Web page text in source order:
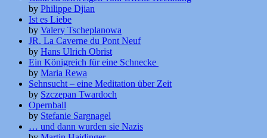
by Philippe Djian
Ist es Liebe
by Valery Tscheplanowa
JR. La Caverne du Pont Neuf
by Hans Ulrich Obrist
Ein Königreich für eine Schnecke
by Maria Rewa
Sehnsucht – eine Meditation über Zeit
by Szczepan Twardoch
Opernball
by Stefanie Sargnagel
… und dann wurden sie Nazis